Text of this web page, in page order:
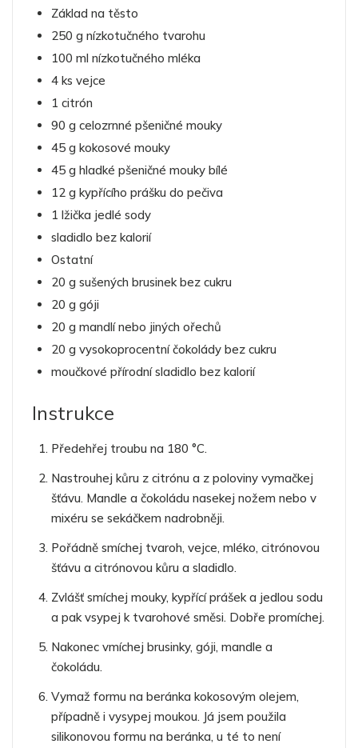
Základ na těsto
250 g nízkotučného tvarohu
100 ml nízkotučného mléka
4 ks vejce
1 citrón
90 g celozrnné pšeničné mouky
45 g kokosové mouky
45 g hladké pšeničné mouky bílé
12 g kypřícího prášku do pečiva
1 lžička jedlé sody
sladidlo bez kalorií
Ostatní
20 g sušených brusinek bez cukru
20 g góji
20 g mandlí nebo jiných ořechů
20 g vysokoprocentní čokolády bez cukru
moučkové přírodní sladidlo bez kalorií
Instrukce
Předehřej troubu na 180 °C.
Nastrouhej kůru z citrónu a z poloviny vymačkej
šťávu. Mandle a čokoládu nasekej nožem nebo v
mixéru se sekáčkem nadrobněji.
Pořádně smíchej tvaroh, vejce, mléko, citrónovou
šťávu a citrónovou kůru a sladidlo.
Zvlášť smíchej mouky, kypřící prášek a jedlou sodu
a pak vsypej k tvarohové směsi. Dobře promíchej.
Nakonec vmíchej brusinky, góji, mandle a
čokoládu.
Vymaž formu na beránka kokosovým olejem,
případně i vysypej moukou. Já jsem použila
silikonovou formu na beránka, u té to není